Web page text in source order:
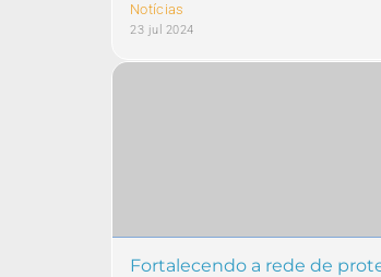
Notícias
23 jul 2024
Fortalecendo a rede de